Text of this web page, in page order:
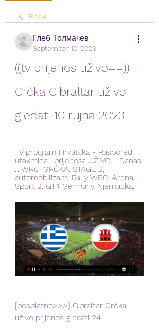
Back
Глеб Толмачев
September 10, 2023
((tv prijenos uživo==))
Grčka Gibraltar uživo
gledati 10 rujna 2023
TV program Hrvatska - Raspored
utakmica i prijenosa UŽIVO - Danas
... WRC: GRČKA: STAGE 2,
automobilizam. Rally WRC. Arena
Sport 2. GT4 Germany Njemačka.
[besplatno>>>] Gibraltar Grčka
uživo prijenos gledati 24